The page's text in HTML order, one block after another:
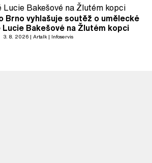
Brno vyhlašuje soutěž o umělecké
Lucie Bakešové na Žlutém kopci
3. 8. 2026 Artalk Infoservis